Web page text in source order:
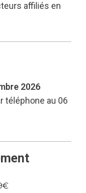
affiliés en
2026
téléphone au 06